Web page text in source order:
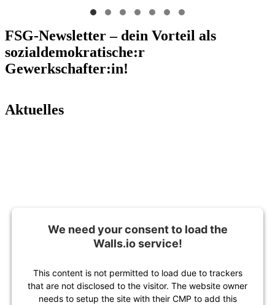
FSG-Newsletter – dein Vorteil als
sozialdemokratische:r
Gewerkschafter:in!
Aktuelles
We need your consent to load the
Walls.io service!
This content is not permitted to load due to trackers
that are not disclosed to the visitor. The website owner
needs to setup the site with their CMP to add this